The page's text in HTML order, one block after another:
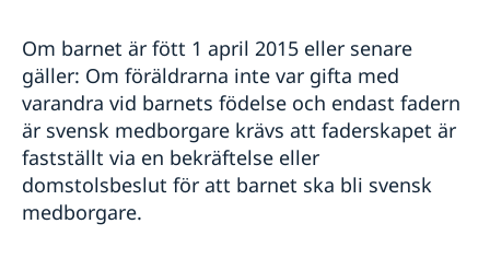
Om barnet är fött 1 april 2015 eller senare
gäller: Om föräldrarna inte var gifta med
varandra vid barnets födelse och endast fadern
är svensk medborgare krävs att faderskapet är
fastställt via en bekräftelse eller
domstolsbeslut för att barnet ska bli svensk
medborgare.